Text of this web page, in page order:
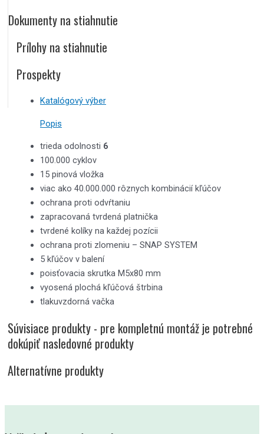
Dokumenty na stiahnutie
Prílohy na stiahnutie
Prospekty
Katalógový výber
Popis
trieda odolnosti 6
100.000 cyklov
15 pinová vložka
viac ako 40.000.000 rôznych kombinácií kľúčov
ochrana proti odvŕtaniu
zapracovaná tvrdená platnička
tvrdené kolíky na každej pozícii
ochrana proti zlomeniu – SNAP SYSTEM
5 kľúčov v balení
poisťovacia skrutka M5x80 mm
vyosená plochá kľúčová štrbina
tlakuvzdorná vačka
Súvisiace produkty - pre kompletnú montáž je potrebné
dokúpiť nasledovné produkty
Alternatívne produkty